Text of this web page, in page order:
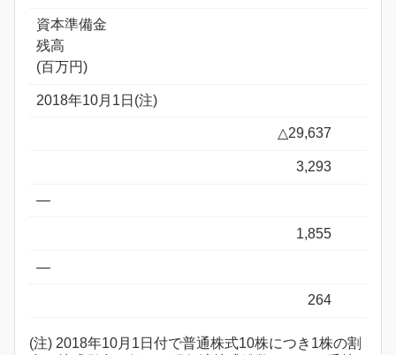
資本準備金
残高
(百万円)
2018年10月1日(注)
△29,637
3,293
―
1,855
―
264
(注) 2018年10月1日付で普通株式10株につき1株の割